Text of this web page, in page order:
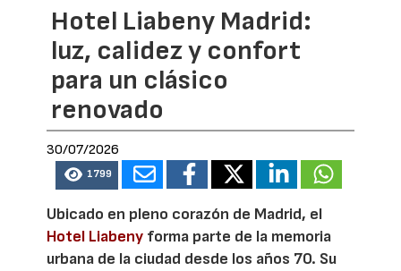
Hotel Liabeny Madrid:
luz, calidez y confort
para un clásico
renovado
30/07/2026
1799
Ubicado en pleno corazón de Madrid, el
Hotel Liabeny forma parte de la memoria
urbana de la ciudad desde los años 70. Su